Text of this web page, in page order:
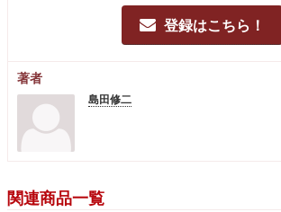
登録はこちら！
著者
島田修二
関連商品一覧